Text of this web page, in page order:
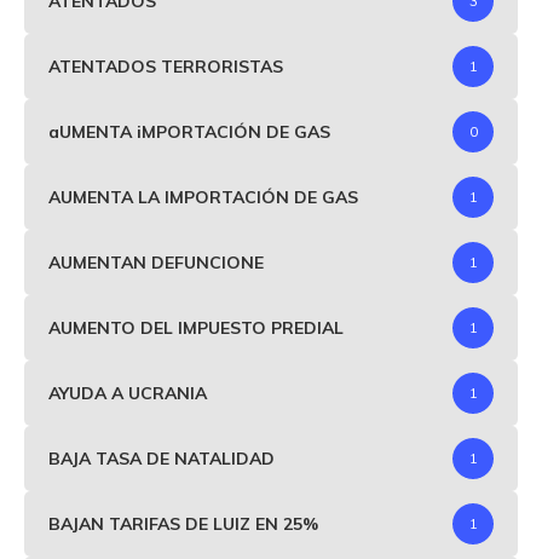
ATENTADOS TERRORISTAS 1
aUMENTA iMPORTACIÓN DE GAS 0
AUMENTA LA IMPORTACIÓN DE GAS 1
AUMENTAN DEFUNCIONE 1
AUMENTO DEL IMPUESTO PREDIAL 1
AYUDA A UCRANIA 1
BAJA TASA DE NATALIDAD 1
BAJAN TARIFAS DE LUIZ EN 25% 1